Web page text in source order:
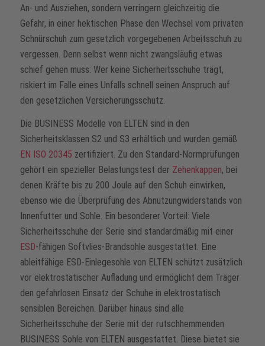
An- und Ausziehen, sondern verringern gleichzeitig die
Gefahr, in einer hektischen Phase den Wechsel vom privaten
Schnürschuh zum gesetzlich vorgegebenen Arbeitsschuh zu
vergessen. Denn selbst wenn nicht zwangsläufig etwas
schief gehen muss: Wer keine Sicherheitsschuhe trägt,
riskiert im Falle eines Unfalls schnell seinen Anspruch auf
den gesetzlichen Versicherungsschutz.
Die BUSINESS Modelle von ELTEN sind in den
Sicherheitsklassen S2 und S3 erhältlich und wurden gemäß
EN ISO 20345 zertifiziert. Zu den Standard-Normprüfungen
gehört ein spezieller Belastungstest der Zehenkappen, bei
denen Kräfte bis zu 200 Joule auf den Schuh einwirken,
ebenso wie die Überprüfung des Abnutzungwiderstands von
Innenfutter und Sohle. Ein besonderer Vorteil: Viele
Sicherheitsschuhe der Serie sind standardmäßig mit einer
ESD-fähigen Softvlies-Brandsohle ausgestattet. Eine
ableitfähige ESD-Einlegesohle von ELTEN schützt zusätzlich
vor elektrostatischer Aufladung und ermöglicht dem Träger
den gefahrlosen Einsatz der Schuhe in elektrostatisch
sensiblen Bereichen. Darüber hinaus sind alle
Sicherheitsschuhe der Serie mit der rutschhemmenden
BUSINESS Sohle von ELTEN ausgestattet. Diese bietet sie